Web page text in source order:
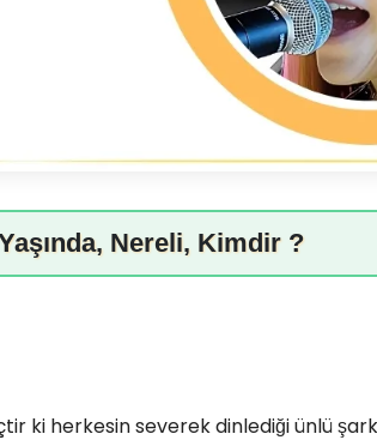
Nereli, Kimdir ?
ki herkesin severek dinlediği ünlü